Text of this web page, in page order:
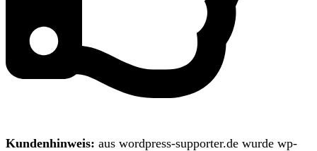
Kundenhinweis: aus wordpress-supporter.de wurde wp-